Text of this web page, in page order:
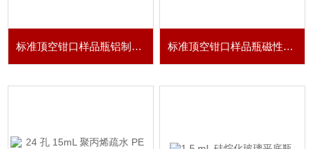
标准顶空钳口样品瓶铝制瓶盖 标准顶空钳口样品瓶磁性瓶盖